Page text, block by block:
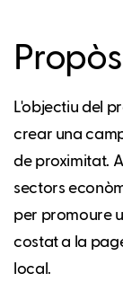
L'objectiu del
crear una
de proximitat.
sectors
per promoure
costat a la
local.